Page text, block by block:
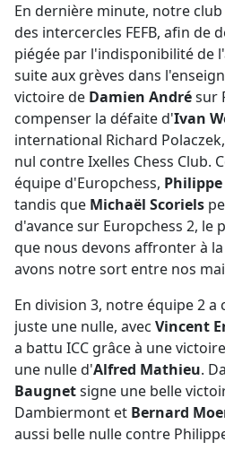
En dernière minute, notre
des intercercles FEFB, afin de
piégée par l'indisponibilité de
suite aux grèves dans
victoire de Damien Andrésur
compenser la défaite d'Ivan
international Richard
nul contre Ixelles Chess Club.
équipe d'Europchess,
tandis que Michaël Scoriels
d'avance sur Europchess 2, le
que nous devons affronter à
avons notre sort entre nos
En division 3, notre équipe 2
juste une nulle, avec Vincent
a battu ICC grâce à une
une nulle d'Alfred Mathieu.
Baugnetsigne une belle
Dambiermont et Bernard
aussi belle nulle contre